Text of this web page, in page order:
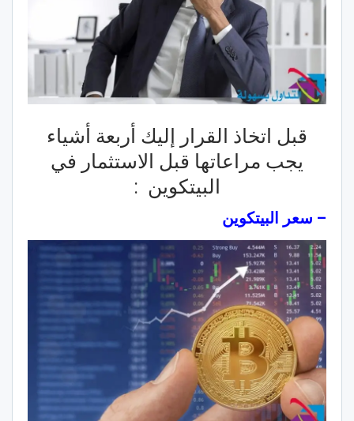
قبل اتخاذ القرار إليك أربعة أشياء
يجب مراعاتها قبل الاستثمار في
البيتكوين :
– سعر البيتكوين